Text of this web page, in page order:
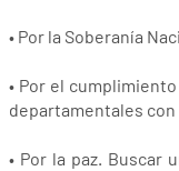
• Por la Soberanía
• Por el
departamentales
• Por la paz. Buscar